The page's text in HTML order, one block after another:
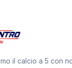
il calcio a 5 con